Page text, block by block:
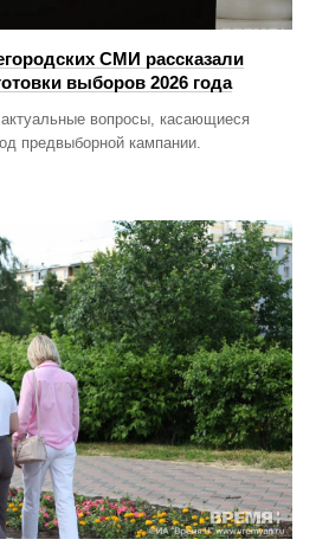
СМИ рассказали
выборов 2026 года
вопросы, касающиеся
предвыборной кампании.